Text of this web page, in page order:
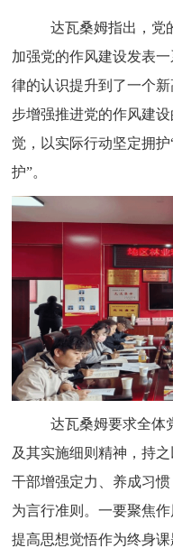
达瓦桑姆指出，党
加强党的作风建设发表
律的认识提升到了一个
步增强推进党的作风建
觉，以实际行动坚定拥护
护”。
达瓦桑姆要求全体
及其实施细则精神，持
干部增强定力、养成习
为言行准则。一要聚焦
提高思想觉悟作为终身